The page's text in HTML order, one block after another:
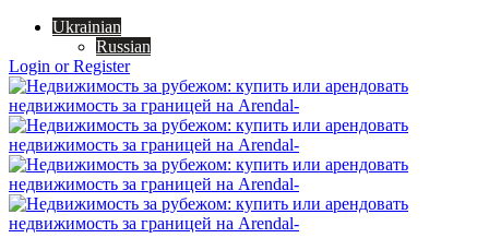
Ukrainian
Russian
Login or Register